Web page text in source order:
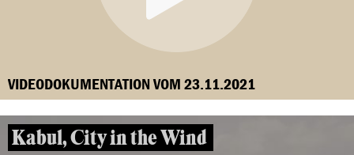
VIDEODOKUMENTATION VOM 23.11.2021
Kabul, City in the Wind